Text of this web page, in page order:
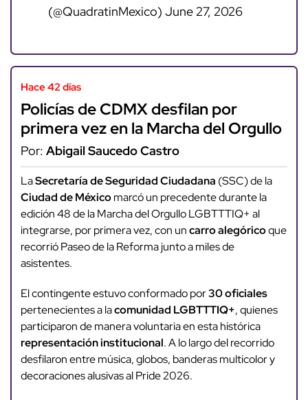
(@QuadratinMexico) June 27, 2026
Hace 42 días
Policías de CDMX desfilan por
primera vez en la Marcha del Orgullo
Por: Abigail Saucedo Castro
LaSecretaría de Seguridad Ciudadana (SSC) de la
Ciudad de Méxicomarcó un precedente durante la
edición 48 de la Marcha del Orgullo LGBTTTIQ+ al
integrarse, por primera vez, con uncarro alegóricoque
recorrió Paseo de la Reforma junto a miles de
asistentes.
El contingente estuvo conformado por30 oficiales
pertenecientes a lacomunidad LGBTTTIQ+, quienes
participaron de manera voluntaria en esta histórica
representación institucional. A lo largo del recorrido
desfilaron entre música, globos, banderas multicolor y
decoraciones alusivas al Pride 2026.